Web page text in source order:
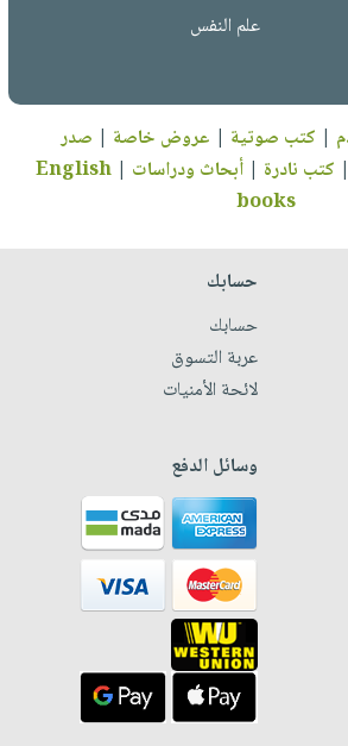
علم النفس
| كتب صوتية | عروض خاصة | صدر
| كتب نادرة |أبحاث ودراسات |
English
books
حسابك
حسابك
عربة التسوق
لائحة الأمنيات
وسائل الدفع